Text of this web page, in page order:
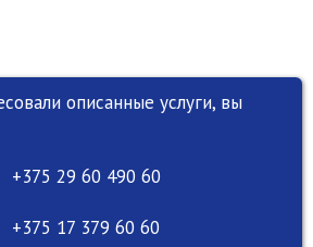
описанные услуги, вы
+375 29 60 490 60
+375 17 379 60 60